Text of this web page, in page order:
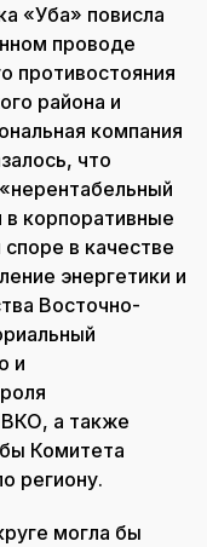
«Уба» повисла
проводе
противостояния
района и
компания
что
в корпоративные
в качестве
энергетики и
Восточно-
и
ВКО, а также
Комитета
региону.
могла бы